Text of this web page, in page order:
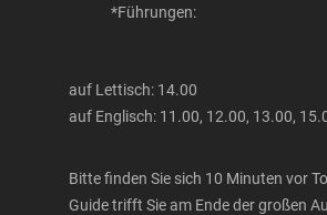
*Führungen:
auf Lettisch: 14.00
auf Englisch: 11.00, 12.00, 13.00,
Bitte finden Sie sich 10 Minuten vor
Guide trifft Sie am Ende der großen